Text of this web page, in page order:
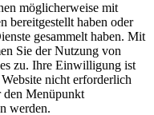
möglicherweise mit
bereitgestellt haben oder
gesammelt haben. Mit
Sie der Nutzung von
zu. Ihre Einwilligung ist
nicht erforderlich
den Menüpunkt
werden.